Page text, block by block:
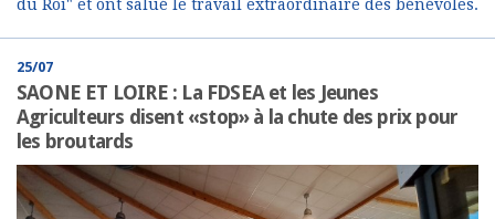
du Roi" et ont salué le travail extraordinaire des bénévoles.
25/07
SAONE ET LOIRE : La FDSEA et les Jeunes
Agriculteurs disent «stop» à la chute des prix pour
les broutards